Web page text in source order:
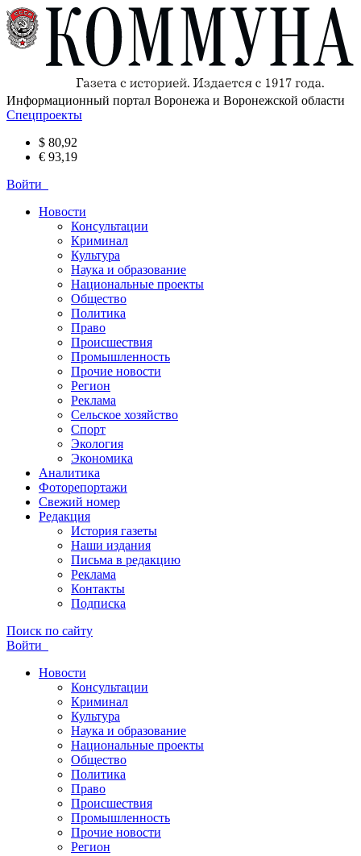
Информационный портал Воронежа и Воронежской области
Спецпроекты
$ 80,92
€ 93,19
Войти
Новости
Консультации
Криминал
Культура
Наука и образование
Национальные проекты
Общество
Политика
Право
Происшествия
Промышленность
Прочие новости
Регион
Реклама
Сельское хозяйство
Спорт
Экология
Экономика
Аналитика
Фоторепортажи
Свежий номер
Редакция
История газеты
Наши издания
Письма в редакцию
Реклама
Контакты
Подписка
Поиск по сайту
Войти
Новости
Консультации
Криминал
Культура
Наука и образование
Национальные проекты
Общество
Политика
Право
Происшествия
Промышленность
Прочие новости
Регион